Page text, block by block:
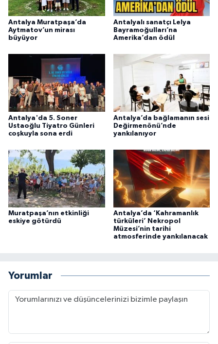
Antalya Muratpaşa’da
Aytmatov’un mirası
büyüyor
Antalyalı sanatçı Lelya
Bayramoğulları’na
Amerika’dan ödül
Antalya'da 5. Soner
Ustaoğlu Tiyatro Günleri
coşkuyla sona erdi
Antalya’da bağlamanın sesi
Değirmenönü’nde
yankılanıyor
Muratpaşa’nın etkinliği
eskiye götürdü
Antalya’da ‘Kahramanlık
türküleri’ Nekropol
Müzesi’nin tarihi
atmosferinde yankılanacak
Yorumlar